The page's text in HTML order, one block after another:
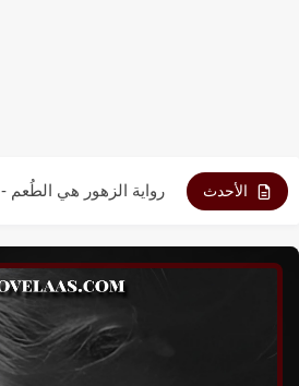
الأحدث رواية الزهور هي الطُعم -
رواية الزهور هي الطُعم -
رواية الزهور هي الطُعم -
رواية الزهور هي الطُعم -